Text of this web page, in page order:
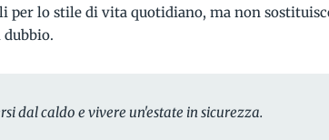
lo stile di vita quotidiano, ma non
dal caldo e vivere un'estate in sicurezza.